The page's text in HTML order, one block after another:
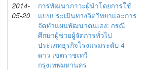
2014-
05-20
การพัฒนาภาวะผู้นำโดยการใช้
แบบประเมินทางจิตวิทยาและการ
จัดทำแผนพัฒนาตนเอง: กรณี
ศึกษาผู้ช่วยผู้จัดการทั่วไป
ประเภทธุรกิจโรงแรมระดับ 4
ดาว เขตราชเทวี
กรุงเทพมหานคร